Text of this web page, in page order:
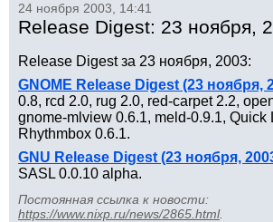
24 ноября 2003, 14:41
Release Digest: 23 ноября,
Release Digest за 23 ноября, 2003:
GNOME Release Digest (23 ноября,
0.8, rcd 2.0, rug 2.0, red-carpet 2.2,
gnome-mlview 0.6.1, meld-0.9.1, Quick
Rhythmbox 0.6.1.
GNU Release Digest (23 ноября,
SASL 0.0.10 alpha.
Постоянная ссылка к новости:
https://www.nixp.ru/news/2865.html.